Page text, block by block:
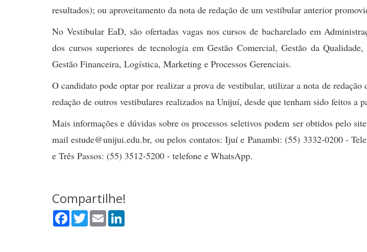
resultados); ou aproveitamento da nota de redação de um vestibular anterior
No Vestibular EaD, são ofertadas vagas nos cursos de bacharelado em
dos cursos superiores de tecnologia em Gestão Comercial, Gestão da
Gestão Financeira, Logística, Marketing e Processos Gerenciais.
O candidato pode optar por realizar a prova de vestibular, utilizar a nota de redação
redação de outros vestibulares realizados na Unijuí, desde que tenham sido feitos a
Mais informações e dúvidas sobre os processos seletivos podem ser obtidos pelo
mail estude@unijui.edu.br, ou pelos contatos: Ijuí e Panambi: (55) 3332-0200 -
e Três Passos: (55) 3512-5200 - telefone e WhatsApp.
Compartilhe!
Facebook
TwitterEmail